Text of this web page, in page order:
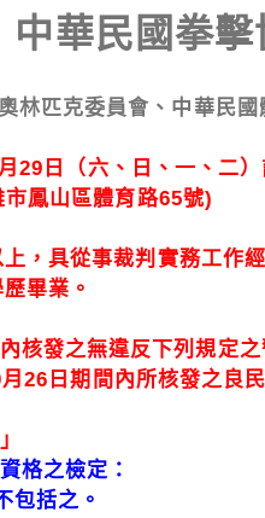
中華民國拳擊
林匹克委員會、中華民國
29日（六、日、一、二）
鳳山區體育路65號)
，具從事裁判實務工作
畢業。
核發之無違反下列規定
26日期間內所核發之良民
格之檢定：
包括之。